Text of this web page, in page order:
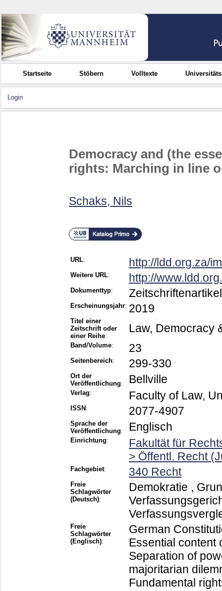
Startseite Stöbern Volltexte
Login
Democracy and (the
rights: Marching in line
Schaks, Nils
URL: http://ldd.org.za/
Weitere URL: http://
Dokumenttyp: Zeitschriftenartikel
Erscheinungsjahr: 2019
Titel einer
Zeitschrift oder
einer Reihe:
Law, Democracy
Band/Volume: 23
Seitenbereich: 299-330
Ort der
Veröffentlichung: Bellville
Verlag: Faculty of Law,
ISSN : 2077-4907
Sprache der
Veröffentlichung: Englisch
Einrichtung:
Fakultät für
> Öffentl. Recht
Fachgebiet: 340 Recht
Freie
Schlagwörter
(Deutsch):
Demokratie ,
Freie
Schlagwörter
(Englisch):
German
Essential content
Separation of
majoritarian
Fundamental